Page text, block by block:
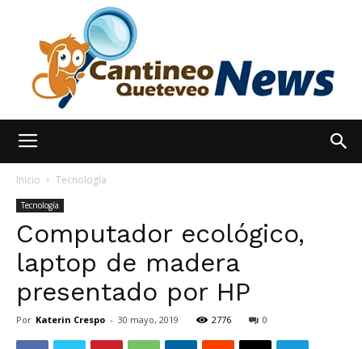
Noticias
hoy
Inicio Tecnología
Tecnología
Computador ecológico,
laptop de madera
presentado por HP
Por Katerin Crespo - 30 mayo, 2019 2776 0